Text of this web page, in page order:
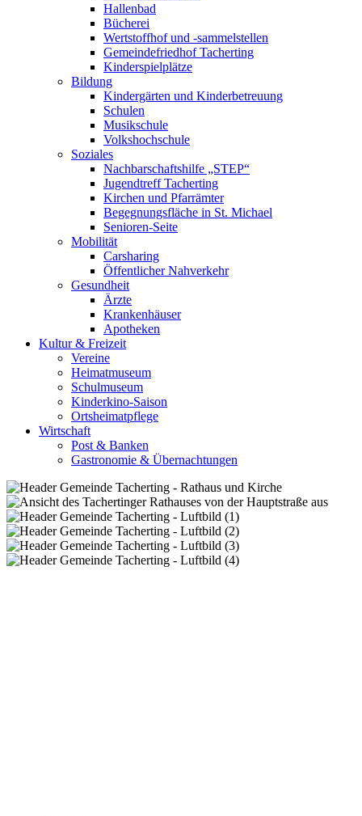
Hallenbad
Bücherei
Wertstoffhof und -sammelstellen
Gemeindefriedhof Tacherting
Kinderspielplätze
Bildung
Kindergärten und Kinderbetreuung
Schulen
Musikschule
Volkshochschule
Soziales
Nachbarschaftshilfe „STEP“
Jugendtreff Tacherting
Kirchen und Pfarrämter
Begegnungsfläche in St. Michael
Senioren-Seite
Mobilität
Carsharing
Öffentlicher Nahverkehr
Gesundheit
Ärzte
Krankenhäuser
Apotheken
Kultur & Freizeit
Vereine
Heimatmuseum
Schulmuseum
Kinderkino-Saison
Ortsheimatpflege
Wirtschaft
Post & Banken
Gastronomie & Übernachtungen